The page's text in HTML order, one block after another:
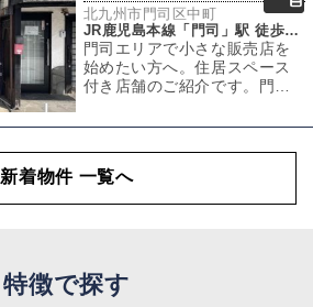
北九州市門司区中町
JR鹿児島本線「門司」駅 徒歩1分
門司エリアで小さな販売店を
始めたい方へ。住居スペース
付き店舗のご紹介です。門司
司駅周辺は“暮ら
新着物件 一覧へ
特徴で探す